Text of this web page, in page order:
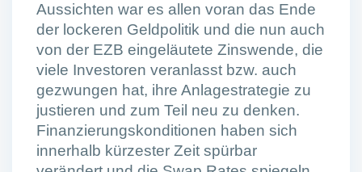
Aussichten war es allen voran das Ende
der lockeren Geldpolitik und die nun auch
von der EZB eingeläutete Zinswende, die
viele Investoren veranlasst bzw. auch
gezwungen hat, ihre Anlagestrategie zu
justieren und zum Teil neu zu denken.
Finanzierungskonditionen haben sich
innerhalb kürzester Zeit spürbar